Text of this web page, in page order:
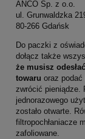
ANCO Sp. z o.o.
ul. Grunwaldzka
80-266 Gdańsk
Do paczki z
dołącz także
że musisz
towaru oraz
zwrócić pieniądze.
jednorazowego
zostało otwarte.
filtropochłaniacze
zafoliowane.